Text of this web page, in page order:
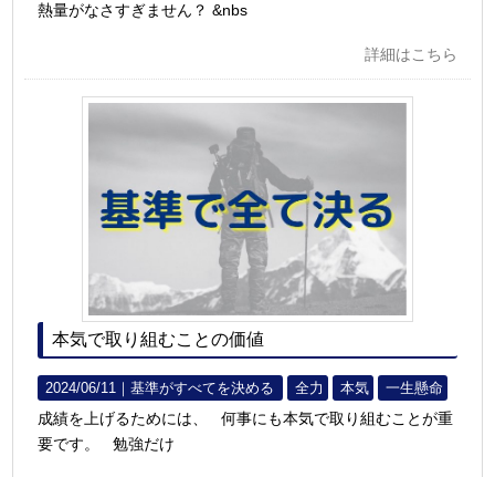
熱量がなさすぎません？ &nbs
詳細はこちら
本気で取り組むことの価値
2024/06/11｜基準がすべてを決める 全力 本気 一生懸命
成績を上げるためには、 何事にも本気で取り組むことが重
要です。 勉強だけ